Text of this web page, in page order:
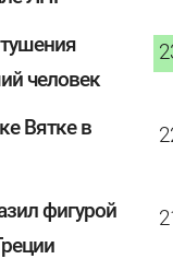
человек
Вятке в
фигурой